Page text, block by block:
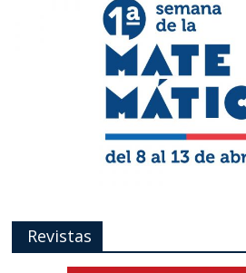
Revistas